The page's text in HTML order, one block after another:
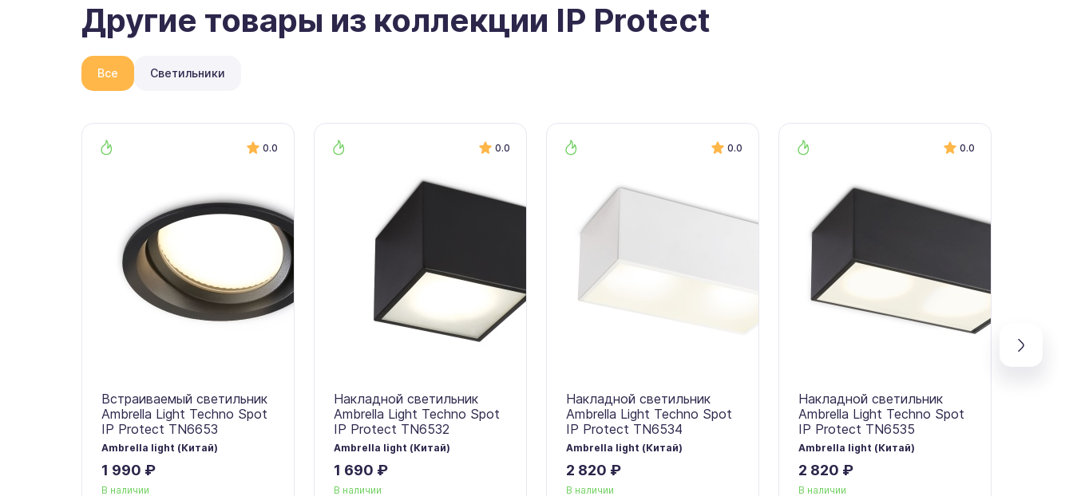
Другие товары из коллекции IP Protect
Все Светильники
0.0
Встраиваемый светильник
Ambrella Light Techno Spot
IP Protect TN6653
Ambrella light (Китай)
1 990 ₽
В наличии
0.0
Накладной светильник
Ambrella Light Techno Spot
IP Protect TN6532
Ambrella light (Китай)
1 690 ₽
В наличии
0.0
Накладной светильник
Ambrella Light Techno Spot
IP Protect TN6534
Ambrella light (Китай)
2 820 ₽
В наличии
0.0
Накладной светильник
Ambrella Light Techno Spot
IP Protect TN6535
Ambrella light (Китай)
2 820 ₽
В наличии